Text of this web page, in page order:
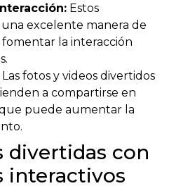
Estos
excelente manera de
la interacción
Las fotos y videos divertidos
a compartirse en
que puede aumentar la
divertidas con
interactivos